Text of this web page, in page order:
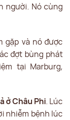
người. Nó cùng
gặp và nó được
đợt bùng phát
tại Marburg,
ở Châu Phi. Lúc
nhiễm bệnh lúc